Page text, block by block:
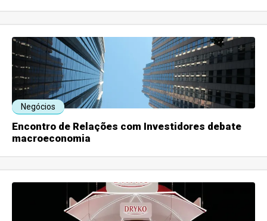
Negócios
Encontro de Relações com Investidores debate
macroeconomia